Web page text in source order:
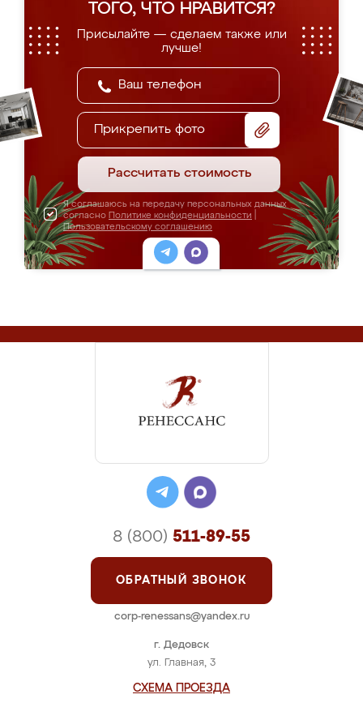
ТОГО, ЧТО НРАВИТСЯ?
Присылайте — сделаем также или
лучше!
Прикрепить фото
Рассчитать стоимость
Я соглашаюсь на передачу персональных данных
согласно Политике конфиденциальности
Пользовательскому соглашению
г. Дедовск
ул. Главная, 3
СХЕМА ПРОЕЗДА
8 (800) 511-89-55
ОБРАТНЫЙ ЗВОНОК
corp-renessans@yandex.ru